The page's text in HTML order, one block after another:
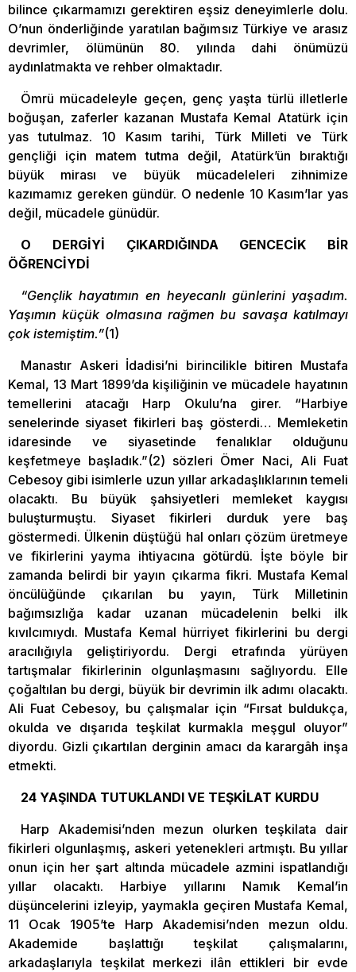
bilince çıkarmamızı gerektiren eşsiz deneyimlerle dolu.
O’nun önderliğinde yaratılan bağımsız Türkiye ve arasız
devrimler, ölümünün 80. yılında dahi önümüzü
aydınlatmakta ve rehber olmaktadır.
Ömrü mücadeleyle geçen, genç yaşta türlü illetlerle
boğuşan, zaferler kazanan Mustafa Kemal Atatürk için
yas tutulmaz. 10 Kasım tarihi, Türk Milleti ve Türk
gençliği için matem tutma değil, Atatürk’ün bıraktığı
büyük mirası ve büyük mücadeleleri zihnimize
kazımamız gereken gündür. O nedenle 10 Kasım’lar yas
değil, mücadele günüdür.
O DERGİYİ ÇIKARDIĞINDA GENCECİK BİR
ÖĞRENCİYDİ
“Gençlik hayatımın en heyecanlı günlerini yaşadım.
Yaşımın küçük olmasına rağmen bu savaşa katılmayı
çok istemiştim.”(1)
Manastır Askeri İdadisi’ni birincilikle bitiren Mustafa
Kemal, 13 Mart 1899’da kişiliğinin ve mücadele hayatının
temellerini atacağı Harp Okulu’na girer. “Harbiye
senelerinde siyaset fikirleri baş gösterdi… Memleketin
idaresinde ve siyasetinde fenalıklar olduğunu
keşfetmeye başladık.”(2) sözleri Ömer Naci, Ali Fuat
Cebesoy gibi isimlerle uzun yıllar arkadaşlıklarının temeli
olacaktı. Bu büyük şahsiyetleri memleket kaygısı
buluşturmuştu. Siyaset fikirleri durduk yere baş
göstermedi. Ülkenin düştüğü hal onları çözüm üretmeye
ve fikirlerini yayma ihtiyacına götürdü. İşte böyle bir
zamanda belirdi bir yayın çıkarma fikri. Mustafa Kemal
öncülüğünde çıkarılan bu yayın, Türk Milletinin
bağımsızlığa kadar uzanan mücadelenin belki ilk
kıvılcımıydı. Mustafa Kemal hürriyet fikirlerini bu dergi
aracılığıyla geliştiriyordu. Dergi etrafında yürüyen
tartışmalar fikirlerinin olgunlaşmasını sağlıyordu. Elle
çoğaltılan bu dergi, büyük bir devrimin ilk adımı olacaktı.
Ali Fuat Cebesoy, bu çalışmalar için “Fırsat buldukça,
okulda ve dışarıda teşkilat kurmakla meşgul oluyor”
diyordu. Gizli çıkartılan derginin amacı da karargâh inşa
etmekti.
24 YAŞINDA TUTUKLANDI VE TEŞKİLAT KURDU
Harp Akademisi’nden mezun olurken teşkilata dair
fikirleri olgunlaşmış, askeri yetenekleri artmıştı. Bu yıllar
onun için her şart altında mücadele azmini ispatlandığı
yıllar olacaktı. Harbiye yıllarını Namık Kemal’in
düşüncelerini izleyip, yaymakla geçiren Mustafa Kemal,
11 Ocak 1905’te Harp Akademisi’nden mezun oldu.
Akademide başlattığı teşkilat çalışmalarını,
arkadaşlarıyla teşkilat merkezi ilân ettikleri bir evde